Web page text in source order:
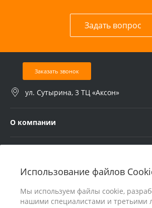
Использование файлов
Мы используем файлы cookie,
нашими специалистами и третьими
Задать вопрос
Заказать звонок
ул. Сутырина, 3 ТЦ «Аксон»
О компании